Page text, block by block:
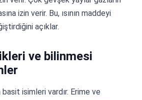
izin verir. Bu, ısının maddeyi
açıklar.
ve bilinmesi
isimleri vardır. Erime ve